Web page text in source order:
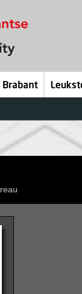
Brabant